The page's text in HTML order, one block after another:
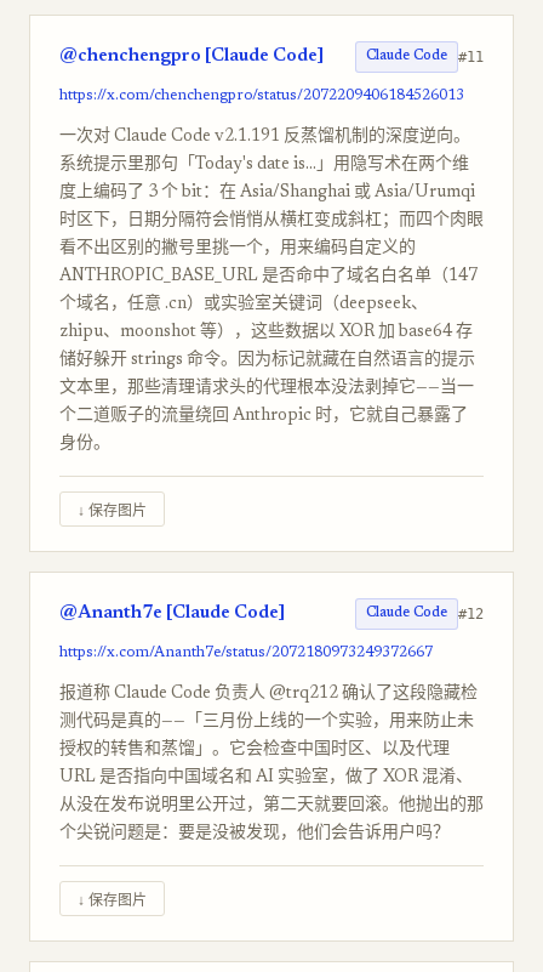
@chenchengpro [Claude Code] Claude Code #11
https://x.com/chenchengpro/status/2072209406184526013
一次对 Claude Code v2.1.191 反蒸馏机制的深度逆向。
系统提示里那句「Today's date is...」用隐写术在两个维
度上编码了 3 个 bit：在 Asia/Shanghai 或 Asia/Urumqi
时区下，日期分隔符会悄悄从横杠变成斜杠；而四个肉眼
看不出区别的撇号里挑一个，用来编码自定义的
ANTHROPIC_BASE_URL 是否命中了域名白名单（147
个域名，任意 .cn）或实验室关键词（deepseek、
zhipu、moonshot 等），这些数据以 XOR 加 base64 存
储好躲开 strings 命令。因为标记就藏在自然语言的提示
文本里，那些清理请求头的代理根本没法剥掉它——当一
个二道贩子的流量绕回 Anthropic 时，它就自己暴露了
身份。
↓ 保存图片
@Ananth7e [Claude Code] Claude Code #12
https://x.com/Ananth7e/status/2072180973249372667
报道称 Claude Code 负责人 @trq212 确认了这段隐藏检
测代码是真的——「三月份上线的一个实验，用来防止未
授权的转售和蒸馏」。它会检查中国时区、以及代理
URL 是否指向中国域名和 AI 实验室，做了 XOR 混淆、
从没在发布说明里公开过，第二天就要回滚。他抛出的那
个尖锐问题是：要是没被发现，他们会告诉用户吗？
↓ 保存图片